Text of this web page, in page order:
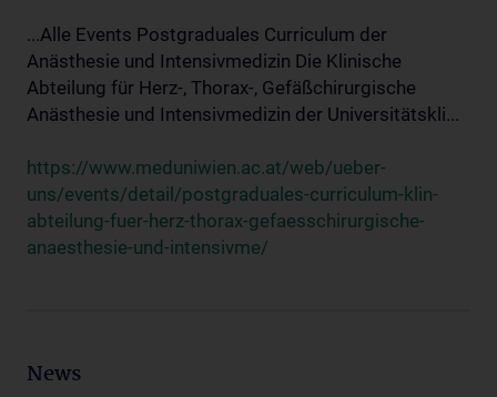
...Alle Events Postgraduales Curriculum der
Anästhesie und Intensivmedizin Die Klinische
Abteilung für Herz-, Thorax-, Gefäßchirurgische
Anästhesie und Intensivmedizin der Universitätskli...
https://www.meduniwien.ac.at/web/ueber-
uns/events/detail/postgraduales-curriculum-klin-
abteilung-fuer-herz-thorax-gefaesschirurgische-
anaesthesie-und-intensivme/
News